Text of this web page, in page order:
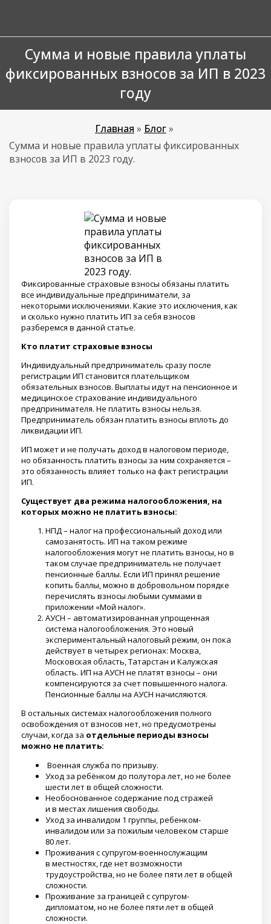
Сумма и новые правила уплаты
фиксированных взносов за ИП в 2023
году
Главная » Блог»
Сумма и новые правила уплаты фиксированных
взносов за ИП в 2023 году.
Фиксированные страховые взносы обязаны платить
все индивидуальные предприниматели, за
некоторыми исключениями. Какие это исключения, как
и сколько нужно платить ИП за себя взносов
разберемся в данной статье.
Кто платит страховые взносы
Индивидуальный предприниматель сразу после
регистрации ИП становится плательщиком
обязательных взносов. Выплаты идут на пенсионное и
медицинское страхование индивидуального
предпринимателя. Не платить взносы нельзя.
Предприниматель обязан платить взносы вплоть до
ликвидации ИП.
ИП может и не получать доход в налоговом периоде,
но обязанность платить взносы за ним сохраняется –
это обязанность влияет только на факт регистрации
ИП.
Существует два режима налогообложения, на
которых можно не платить взносы:
НПД – налог на профессиональный доход или
самозанятость. ИП на таком режиме
налогообложения могут не платить взносы, но в
таком случае предприниматель не получает
пенсионные баллы. Если ИП принял решение
копить баллы, можно в добровольном порядке
перечислять взносы любыми суммами в
приложении «Мой налог».
АУСН – автоматизированная упрощенная
система налогообложения. Это новый
экспериментальный налоговый режим, он пока
действует в четырех регионах: Москва,
Московская область, Татарстан и Калужская
область. ИП на АУСН не платят взносы – они
компенсируются за счет повышенного налога.
Пенсионные баллы на АУСН начисляются.
В остальных системах налогообложения полного
освобождения от взносов нет, но предусмотрены
случаи, когда за отдельные периоды взносы
можно не платить:
Военная служба по призыву.
Уход за ребёнком до полутора лет, но не более
шести лет в общей сложности.
Необоснованное содержание под стражей
и в местах лишения свободы.
Уход за инвалидом 1 группы, ребенком-
инвалидом или за пожилым человеком старше
80 лет.
Проживания с супругом-военнослужащим
в местностях, где нет возможности
трудоустройства, но не более пяти лет в общей
сложности.
Проживание за границей с супругом-
дипломатом, но не более пяти лет в общей
сложности.